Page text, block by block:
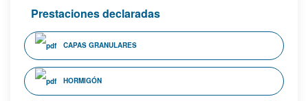
Prestaciones declaradas
CAPAS GRANULARES
HORMIGÓN